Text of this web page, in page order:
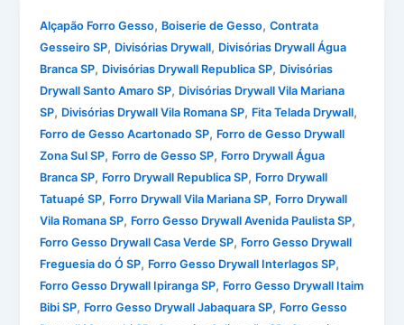
Alçapão Forro Gesso, Boiserie de Gesso,Contrata
Gesseiro SP, Divisórias Drywall, Divisórias Drywall Água
Branca SP, Divisórias Drywall Republica SP, Divisórias
Drywall Santo Amaro SP, Divisórias Drywall Vila Mariana
SP, Divisórias Drywall Vila Romana SP, Fita Telada Drywall,
Forro de Gesso Acartonado SP, Forro de Gesso Drywall
Zona Sul SP, Forro de Gesso SP, Forro Drywall Água
Branca SP, Forro Drywall Republica SP, Forro Drywall
Tatuapé SP, Forro Drywall Vila Mariana SP, Forro Drywall
Vila Romana SP, Forro Gesso Drywall Avenida Paulista SP,
Forro Gesso Drywall Casa Verde SP, Forro Gesso Drywall
Freguesia do Ó SP, Forro Gesso Drywall Interlagos SP,
Forro Gesso Drywall Ipiranga SP, Forro Gesso Drywall Itaim
Bibi SP, Forro Gesso Drywall Jabaquara SP, Forro Gesso